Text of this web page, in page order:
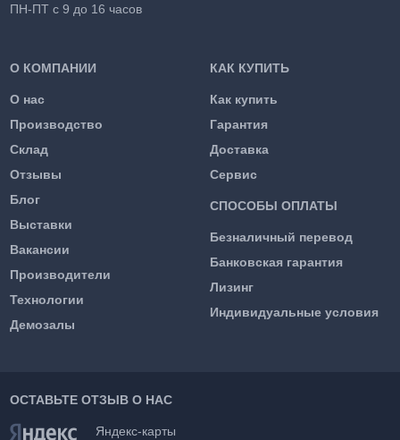
О КОМПАНИИ
О нас
Производство
Склад
Отзывы
Блог
Выставки
Вакансии
Производители
Технологии
Демозалы
КАК КУПИТЬ
Как купить
Гарантия
Доставка
Сервис
СПОСОБЫ ОПЛАТЫ
Безналичный перевод
Банковская гарантия
Лизинг
Индивидуальные условия
ПН-ПТ с 9 до 16 часов
ОСТАВЬТЕ ОТЗЫВ О НАС
Яндекс-карты